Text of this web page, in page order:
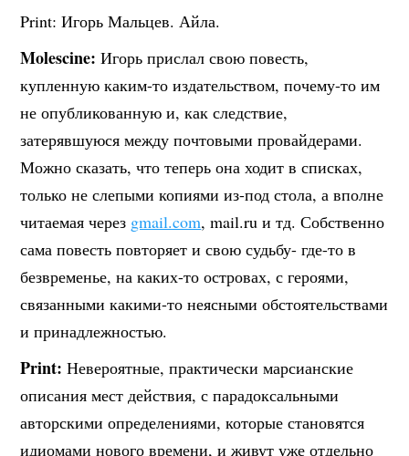
Print: Игорь Мальцев. Айла.
Molescine: Игорь прислал свою повесть,
купленную каким-то издательством, почему-то им
не опубликованную и, как следствие,
затерявшуюся между почтовыми провайдерами.
Можно сказать, что теперь она ходит в списках,
только не слепыми копиями из-под стола, а вполне
читаемая через gmail.com, mail.ru и тд. Собственно
сама повесть повторяет и свою судьбу- где-то в
безвременье, на каких-то островах, с героями,
связанными какими-то неясными обстоятельствами
и принадлежностью.
Print: Невероятные, практически марсианские
описания мест действия, с парадоксальными
авторскими определениями, которые становятся
идиомами нового времени, и живут уже отдельно